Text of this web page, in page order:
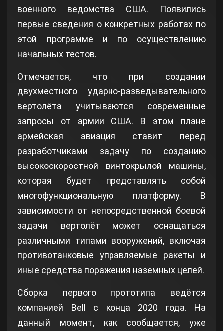
военного ведомства США. Появились
первые сведения о конкретных работах по
этой программе и по осуществлению
начальных тестов.
Отмечается, что при создании
двухместного ударно-разведывательного
вертолёта учитываются современные
запросы от армии США. В этом плане
армейская авиация ставит перед
разработчиками задачу по созданию
высокоскоростной винтокрылой машины,
которая будет представлять собой
многофункциональную платформу. В
зависимости от непосредственной боевой
задачи вертолёт может оснащаться
различными типами вооружений, включая
противотанковые управляемые ракеты и
иные средства поражения наземных целей.
Сборка первого прототипа ведётся
компанией Bell с конца 2020 года. На
данный момент, как сообщается, уже